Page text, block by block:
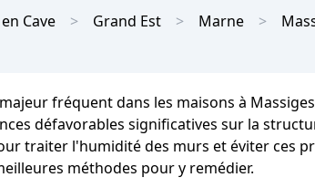
Cave Grand Est Marne
fréquent dans les maisons à
défavorables significatives sur la
traiter l'humidité des murs et éviter ces
méthodes pour y remédier.